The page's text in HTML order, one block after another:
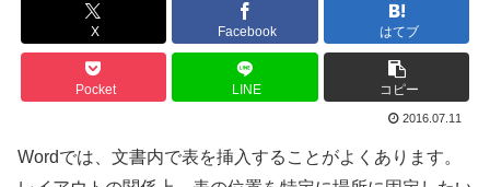
X Facebook はてブ
Pocket LINE コピー
2016.07.11
Wordでは、文書内で表を挿入することがよくあります。